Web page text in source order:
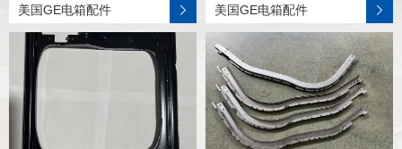
美国GE电箱配件 美国GE电箱配件